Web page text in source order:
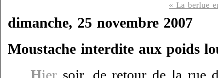
« La berlue
dimanche, 25 novembre 2007
Moustache interdite aux poids
Hier soir, de retour de la rue